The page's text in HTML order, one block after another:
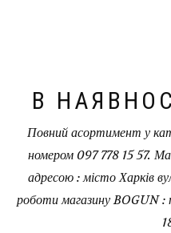
В
Повний асортимент у
номером 097 778 15 57.
адресою : місто Харків
роботи магазину BOGUN